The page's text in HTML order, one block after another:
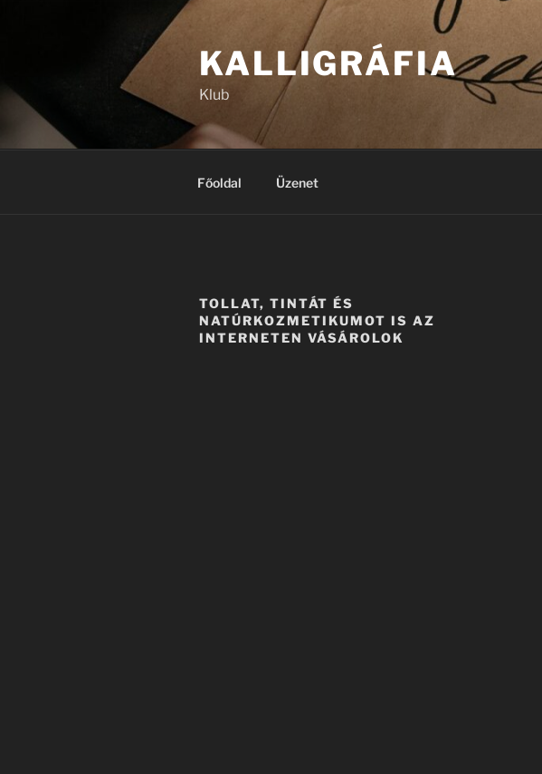
KALLIGRÁFIA
Klub
Főoldal Üzenet
TOLLAT, TINTÁT ÉS
NATÚRKOZMETIKUMOT IS AZ
INTERNETEN VÁSÁROLOK